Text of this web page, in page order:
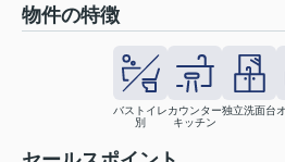
物件の特徴
バストイレ
別
カウンター
キッチン
独立洗面台